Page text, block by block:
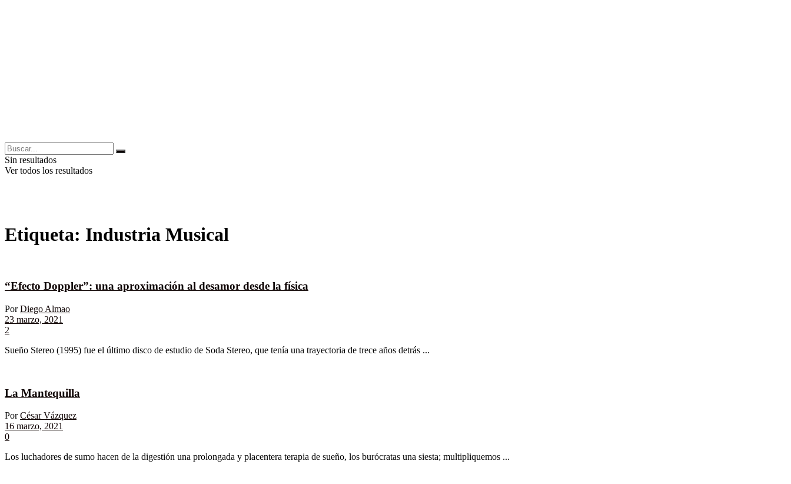
Sin resultados
Ver todos los resultados
Etiqueta: Industria Musical
“Efecto Doppler”: una aproximación al desamor desde la física
Por Diego Almao
23 marzo, 2021
2
Sueño Stereo (1995) fue el último disco de estudio de Soda Stereo, que tenía una trayectoria de trece años detrás ...
La Mantequilla
Por César Vázquez
16 marzo, 2021
0
Los luchadores de sumo hacen de la digestión una prolongada y placentera terapia de sueño, los burócratas una siesta; multipliquemos ...